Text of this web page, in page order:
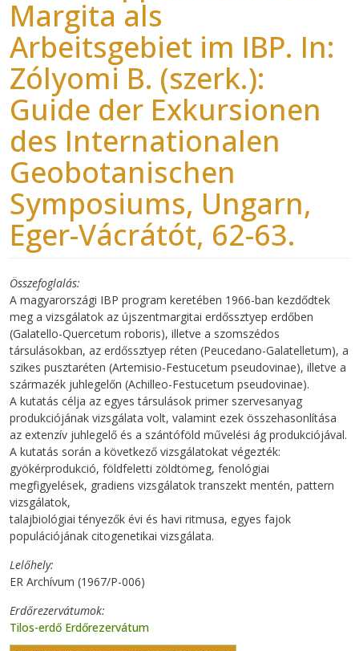
Margita als
Arbeitsgebiet im IBP. In:
Zólyomi B. (szerk.):
Guide der Exkursionen
des Internationalen
Geobotanischen
Symposiums, Ungarn,
Eger-Vácrátót, 62-63.
Összefoglalás
A magyarországi IBP program keretében 1966-ban kezdődtek
meg a vizsgálatok az újszentmargitai erdőssztyep erdőben
(Galatello-Quercetum roboris), illetve a szomszédos
társulásokban, az erdőssztyep réten (Peucedano-Galatelletum), a
szikes pusztaréten (Artemisio-Festucetum pseudovinae), illetve a
származék juhlegelőn (Achilleo-Festucetum pseudovinae).
A kutatás célja az egyes társulások primer szervesanyag
produkciójának vizsgálata volt, valamint ezek összehasonlítása
az extenzív juhlegelő és a szántóföld művelési ág produkciójával.
A kutatás során a következő vizsgálatokat végezték:
gyökérprodukció, földfeletti zöldtömeg, fenológiai
megfigyelések, gradiens vizsgálatok transzekt mentén, pattern
vizsgálatok,
talajbiológiai tényezők évi és havi ritmusa, egyes fajok
populációjának citogenetikai vizsgálata.
Lelőhely
ER Archívum (1967/P-006)
Erdőrezervátumok
Tilos-erdő Erdőrezervátum